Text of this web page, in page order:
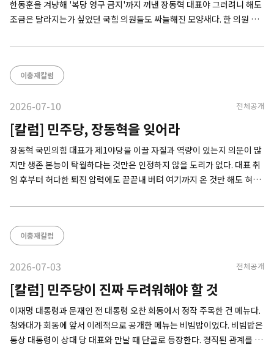
한동훈을 겨냥해 '복당 영구 금지'까지 꺼낸 장동혁 대표야 그러려니 해도
조금은 달라지는가 싶었던 국힘 의원들도 싸늘해진 모양새다. 한 의원 복
러섰고, 다른 의원들도 손사래를 치고 있다. 그새 무슨 일이 있었던 걸까.
한 가지 단서는
이충재칼럼
2026-07-10 전체공개
[칼럼] 민주당, 장동혁을 잊어라
장동혁 국민의힘 대표가 제1야당을 이끌 자질과 역량이 있는지 의문이 많
지만 생존 본능이 탁월하다는 것만은 인정하지 않을 도리가 없다. 대표 취
임 후부터 허다한 퇴진 압력에도 끝끝내 버텨 여기까지 온 것만 해도 혀를
투표용지 부족 사태까지. 누구도 예상하지 못한 기발한 방법으로 위기를
이충재칼럼
2026-07-03 전체공개
[칼럼] 민주당이 진짜 두려워해야 할 것
이재명 대통령과 문재인 전 대통령 오찬 회동에서 정작 주목한 건 메뉴다.
청와대가 회동에 앞서 이례적으로 공개한 메뉴는 비빔밥이었다. 비빔밥은
통상 대통령이 상대 당 대표와 만날 때 단골로 등장한다. 경직된 관계를 해